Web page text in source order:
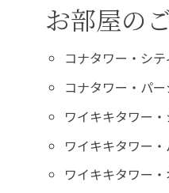
お部屋の
コナタワー・シ
コナタワー・パ
ワイキキタワー
ワイキキタワー
ワイキキタワー